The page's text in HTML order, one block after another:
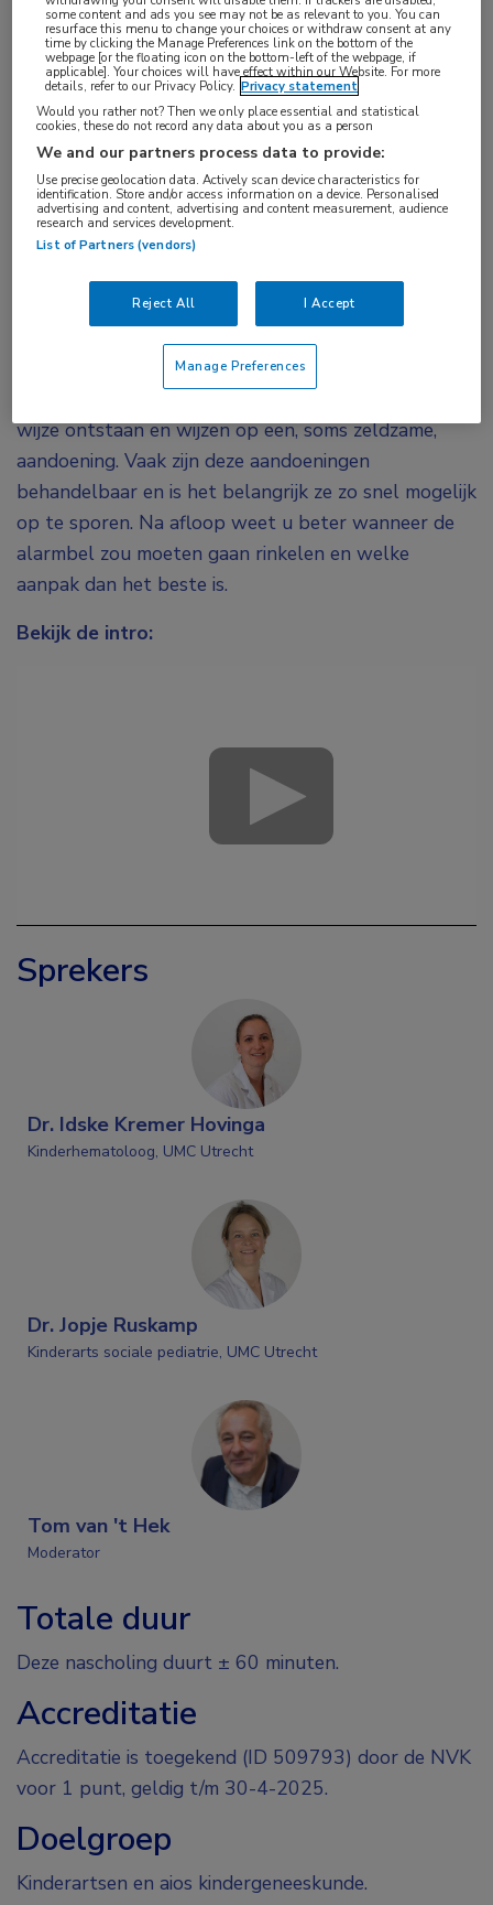
De meeste blauwe plekken bij kinderen zijn
gelukkig onschuldig, maar helaas kan een blauwe
plek ook een aanwijzing zijn voor een aandoening
of andere (ernstige) situatie.
In deze nascholing wordt uitgebreid aandacht
besteed aan kindermishandeling. Door (nog) beter te
weten welke signalen daarbij horen kunnen nare en
complexe situaties eerder en beter aan de orde
worden gesteld en kan het kind bescherming
worden geboden.
wijze ontstaan en wijzen op een, soms zeldzame,
aandoening. Vaak zijn deze aandoeningen
behandelbaar en is het belangrijk ze zo snel mogelijk
op te sporen. Na afloop weet u beter wanneer de
alarmbel zou moeten gaan rinkelen en welke
aanpak dan het beste is.
Bekijk de intro:
Sprekers
Dr. Idske Kremer Hovinga
Kinderhematoloog, UMC Utrecht
Dr. Jopje Ruskamp
Kinderarts sociale pediatrie, UMC Utrecht
Tom van 't Hek
Moderator
Totale duur
Deze nascholing duurt ± 60 minuten.
Accreditatie
Accreditatie is toegekend (ID 509793) door de NVK
voor 1 punt, geldig t/m 30-4-2025.
Doelgroep
Kinderartsen en aios kindergeneeskunde.
some content and ads you see may not be as relevant to you. You can
resurface this menu to change your choices or withdraw consent at any
time by clicking the Manage Preferences link on the bottom of the
webpage [or the floating icon on the bottom-left of the webpage, if
applicable]. Your choices will have effect within our Website. For more
details, refer to our Privacy Policy. Privacy statement
Would you rather not? Then we only place essential and statistical
cookies, these do not record any data about you as a person
We and our partners process data to provide:
Use precise geolocation data. Actively scan device characteristics for
identification. Store and/or access information on a device. Personalised
advertising and content, advertising and content measurement, audience
research and services development.
List of Partners (vendors)
Reject All I Accept
Manage Preferences